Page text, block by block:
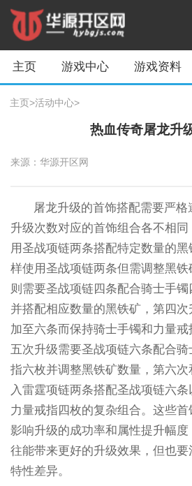
主页 游戏中心 游戏资料
主页>活动中心>
热血传奇屠龙升
来源：华源开区网
屠龙升级的首饰搭配需要严格
升级次数对应的首饰组合各不相
用圣战项链两条搭配特定数量的
样使用圣战项链两条但需调整黑
则需要圣战项链四条配合骑士手
并搭配相应数量的黑铁矿，第四
加至六条而保持骑士手镯和力量
五次升级需要圣战项链六条配合
指六枚并调整黑铁矿数量，第六次
入雷霆项链两条搭配圣战项链六
力量戒指四枚的复杂组合。这些
影响升级的成功率和属性提升幅
往能带来更好的升级效果，但也
特性差异。